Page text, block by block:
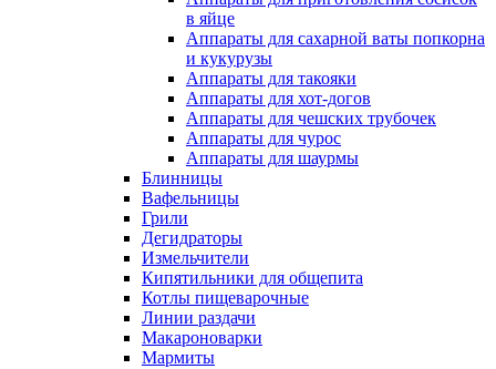
в яйце
Аппараты для сахарной ваты попкорна
и кукурузы
Аппараты для такояки
Аппараты для хот-догов
Аппараты для чешских трубочек
Аппараты для чурос
Аппараты для шаурмы
Блинницы
Вафельницы
Грили
Дегидраторы
Измельчители
Кипятильники для общепита
Котлы пищеварочные
Линии раздачи
Макароноварки
Мармиты